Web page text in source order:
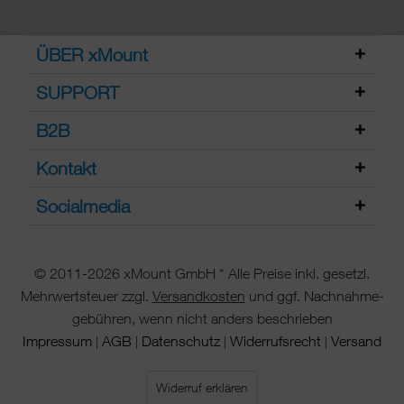
ÜBER xMount
SUPPORT
B2B
Kontakt
Socialmedia
© 2011-2026 xMount GmbH * Alle Preise inkl. gesetzl.
Mehrwertsteuer zzgl. Versandkosten und ggf. Nachnahme-
gebühren, wenn nicht anders beschrieben
Impressum | AGB | Datenschutz | Widerrufsrecht | Versand
Widerruf erklären